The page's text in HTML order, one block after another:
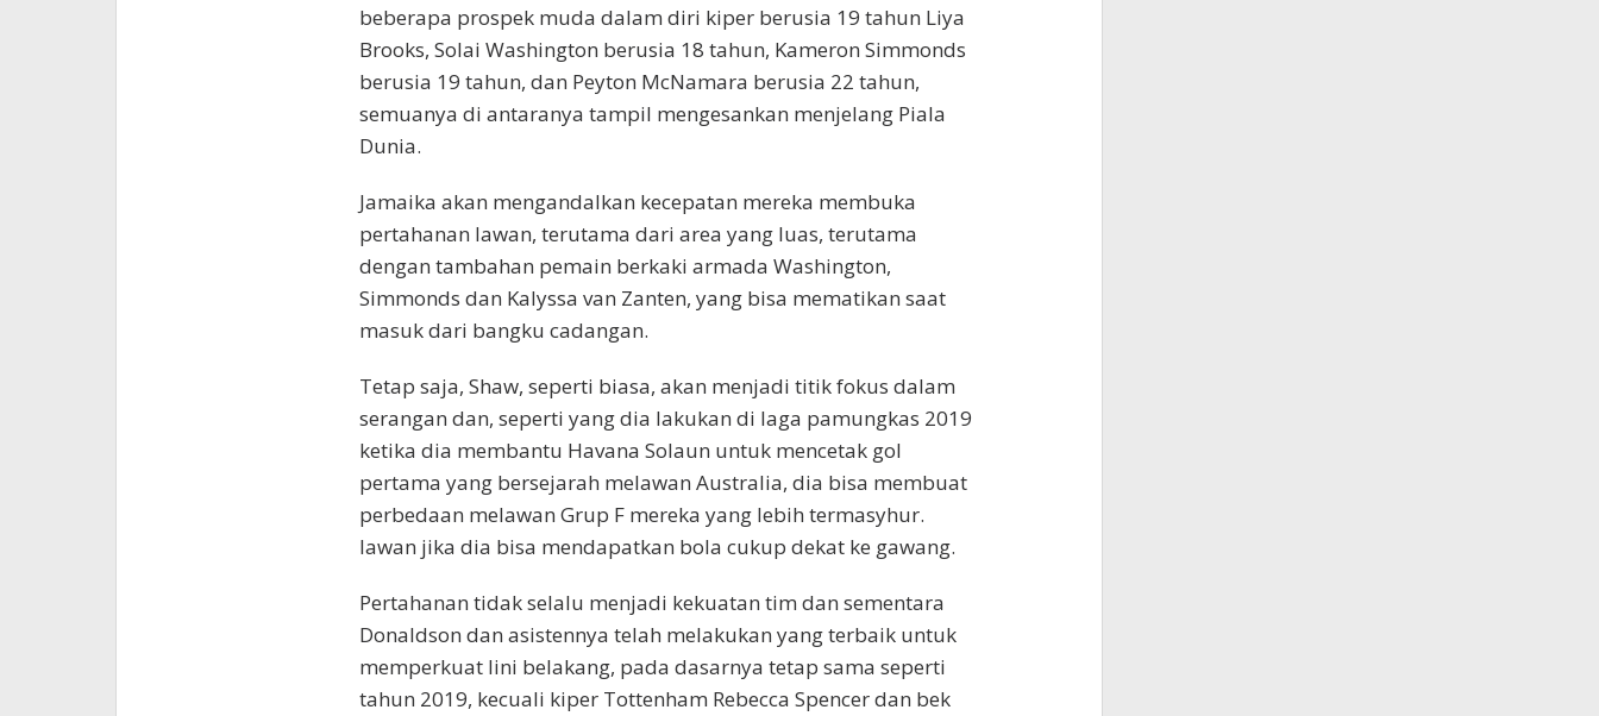
beberapa prospek muda dalam diri kiper berusia 19 tahun Liya
Brooks, Solai Washington berusia 18 tahun, Kameron Simmonds
berusia 19 tahun, dan Peyton McNamara berusia 22 tahun,
semuanya di antaranya tampil mengesankan menjelang Piala
Dunia.
Jamaika akan mengandalkan kecepatan mereka membuka
pertahanan lawan, terutama dari area yang luas, terutama
dengan tambahan pemain berkaki armada Washington,
Simmonds dan Kalyssa van Zanten, yang bisa mematikan saat
masuk dari bangku cadangan.
Tetap saja, Shaw, seperti biasa, akan menjadi titik fokus dalam
serangan dan, seperti yang dia lakukan di laga pamungkas 2019
ketika dia membantu Havana Solaun untuk mencetak gol
pertama yang bersejarah melawan Australia, dia bisa membuat
perbedaan melawan Grup F mereka yang lebih termasyhur.
lawan jika dia bisa mendapatkan bola cukup dekat ke gawang.
Pertahanan tidak selalu menjadi kekuatan tim dan sementara
Donaldson dan asistennya telah melakukan yang terbaik untuk
memperkuat lini belakang, pada dasarnya tetap sama seperti
tahun 2019, kecuali kiper Tottenham Rebecca Spencer dan bek